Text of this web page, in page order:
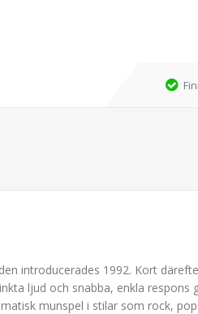
introducerades 1992. Kort
ljud och snabba, enkla respons
munspel i stilar som rock,